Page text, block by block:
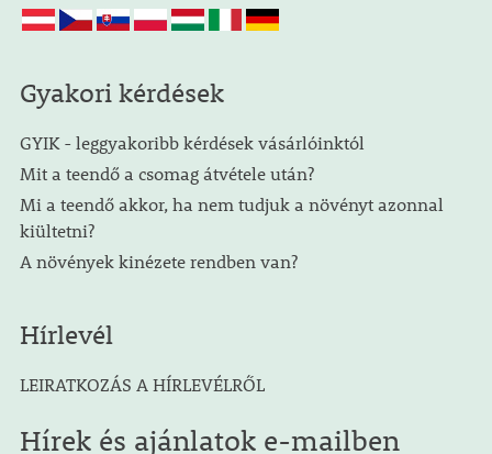
Gyakori kérdések
GYIK - leggyakoribb kérdések vásárlóinktól
Mit a teendő a csomag átvétele után?
Mi a teendő akkor, ha nem tudjuk a növényt azonnal
kiültetni?
A növények kinézete rendben van?
Hírlevél
LEIRATKOZÁS A HÍRLEVÉLRŐL
Hírek és ajánlatok e-mailben